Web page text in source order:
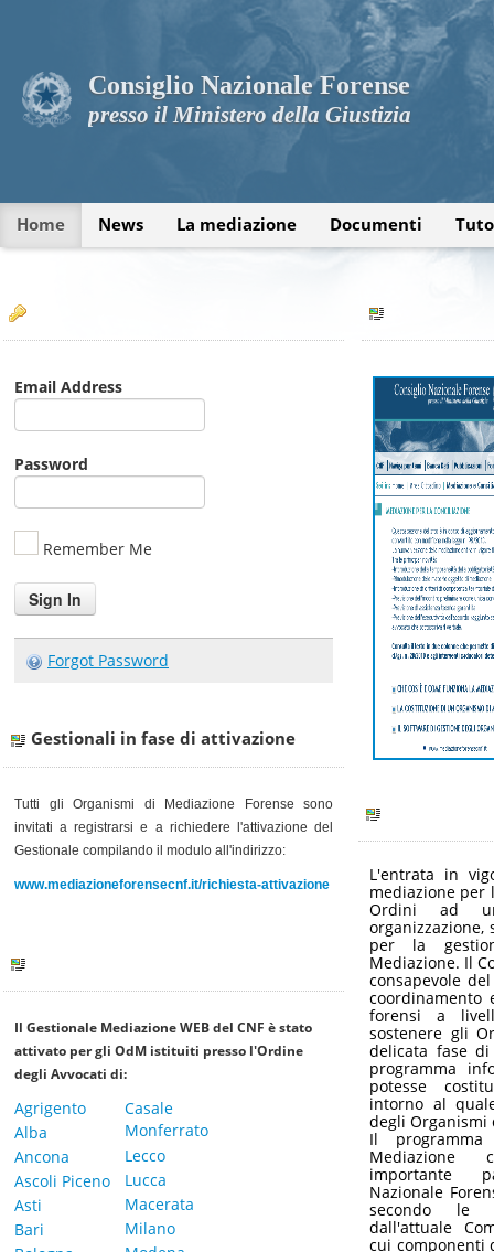
Consiglio Nazionale Forense
presso il Ministero della Giustizia
Home News La mediazione Documenti
Email Address
Password
Remember Me
Forgot Password
Gestionali in fase di attivazione
Tutti gli Organismi di Mediazione Forense sono
invitati a registrarsi e a richiedere l'attivazione del
Gestionale compilando il modulo all'indirizzo:
www.mediazioneforensecnf.it/richiesta-attivazione
Il Gestionale Mediazione WEB del CNF è stato
attivato per gli OdM istituiti presso l'Ordine
degli Avvocati di:
Agrigento
Alba
Ancona
Ascoli Piceno
Asti
Bari
Casale
Monferrato
Lecco
Lucca
Macerata
Milano
L'entrata in
mediazione per
Ordini ad
organizzazione,
per la
Mediazione. Il
consapevole
coordinamento
forensi a
sostenere gli
delicata fase
programma
potesse
intorno al
degli Organismi
Il
Mediazione
importante
Nazionale
secondo le
dall'attuale
cui componenti